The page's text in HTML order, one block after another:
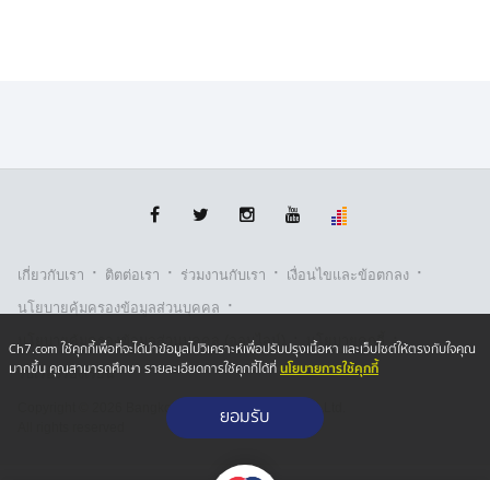
เกี่ยวกับเรา · ติตต่อเรา · ร่วมงานกับเรา · เงื่อนไขและข้อตกลง ·
นโยบายคุ้มครองข้อมูลส่วนบุคคล ·
นโยบายคุ้มครองข้อมูลส่วนบุคคล (ออนไลน์) · นโยบายคุกกี้ ·
รับเรื่องร้องเรียน
Copyright © 2026 Bangkok Broadcasting & T.V. Co.,Ltd.
Ch7.com ใช้คุกกี้เพื่อที่จะได้นำข้อมูลไปวิเคราะห์เพื่อปรับปรุงเนื้อหา และเว็บไซต์ให้ตรงกับใจคุณ
มากขึ้น คุณสามารถศึกษา รายละเอียดการใช้คุกกี้ได้ที่นโยบายการใช้คุกกี้
ยอมรับ